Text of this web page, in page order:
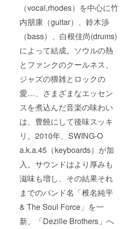
（vocal,rhodes）を中心に竹
内朋康（guitar）、鈴木渉
（bass）、白根佳尚(drums)
によって結成。ソウルの熱
とファンクのクールネス、
ジャズの猥雑とロックの
愛…、さまざまなエッセン
スを煮込んだ音楽の味わい
は、豊饒にして後味スッキ
リ。2010年、SWING-O
a.k.a.45（keyboards）が加
入。サウンドはより厚みも
滋味も増し、その結果それ
までのバンド名「椎名純平
& The Soul Force」を一
新、「Dezille Brothers」へ